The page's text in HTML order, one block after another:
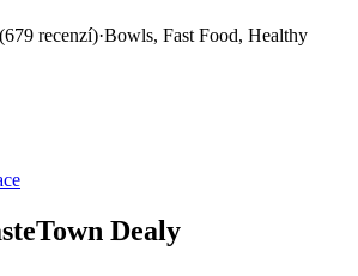
(679 recenzí)·Bowls, Fast Food, Healthy
Dealy